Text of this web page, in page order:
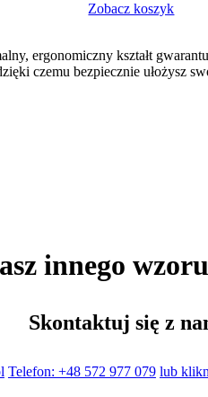
Zobacz koszyk
ergonomiczny kształt
czemu bezpiecznie ułożysz
innego
Skontaktuj się z
Telefon: +48 572 977 079 lub